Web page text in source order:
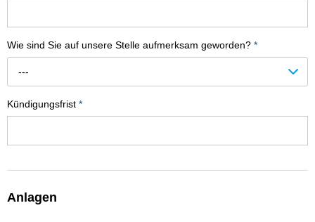
Wie sind Sie auf unsere Stelle aufmerksam geworden? *
---
Kündigungsfrist *
Anlagen